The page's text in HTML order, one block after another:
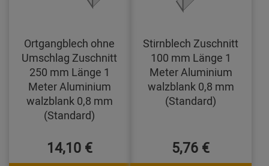
Ortgangblech ohne
Umschlag Zuschnitt
250 mm Länge 1
Meter Aluminium
walzblank 0,8 mm
(Standard)
14,10 €
Stirnblech Zuschnitt
100 mm Länge 1
Meter Aluminium
walzblank 0,8 mm
(Standard)
5,76 €